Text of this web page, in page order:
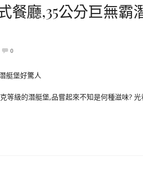
餐廳,35公分巨無霸
0
等級的潛艇堡,品嘗起來不知是何種滋味?